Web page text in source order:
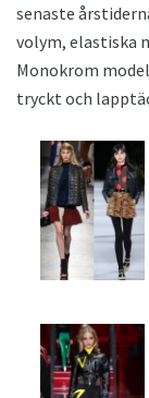
senaste
volym, elastiska
Monokrom
tryckt och